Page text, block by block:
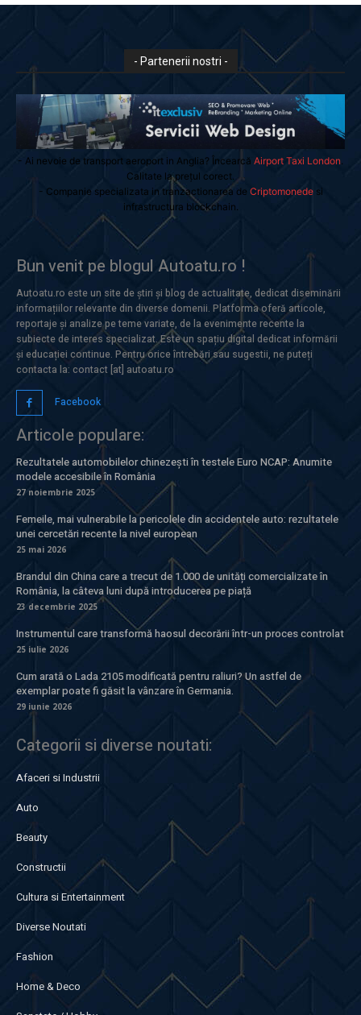
- Partenerii nostri -
- Ai nevoie de transport aeroport in Anglia? Încearcă Airport Taxi London
Calitate la prețul corect.
- Companie specializata in tranzactionarea de Criptomonedesi
infrastructura blockchain.
Bun venit pe blogul Autoatu.ro !
Autoatu.ro este un site de știri și blog de actualitate, dedicat diseminării
informațiilor relevante din diverse domenii. Platforma oferă articole,
reportaje și analize pe teme variate, de la evenimente recente la
subiecte de interes specializat. Este un spațiu digital dedicat informării
și educației continue. Pentru orice întrebări sau sugestii, ne puteți
contacta la: contact [at] autoatu.ro
Facebook
Articole populare:
Rezultatele automobilelor chinezești în testele Euro NCAP: Anumite
modele accesibile în România
27 noiembrie 2025
Femeile, mai vulnerabile la pericolele din accidentele auto: rezultatele
unei cercetări recente la nivel european
25 mai 2026
Brandul din China care a trecut de 1.000 de unități comercializate în
România, la câteva luni după introducerea pe piață
23 decembrie 2025
Instrumentul care transformă haosul decorării într-un proces controlat
25 iulie 2026
Cum arată o Lada 2105 modificată pentru raliuri? Un astfel de
exemplar poate fi găsit la vânzare în Germania.
29 iunie 2026
Categorii si diverse noutati:
Afaceri si Industrii
Auto
Beauty
Constructii
Cultura si Entertainment
Diverse Noutati
Fashion
Home & Deco